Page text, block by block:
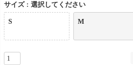
サイズ 選択してください
S M